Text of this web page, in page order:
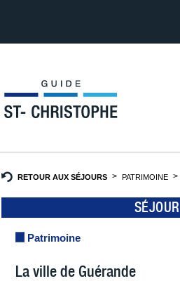
RETOUR AUX SÉJOURS PATRIMOINE
SÉJOUR
Patrimoine
La ville de Guérande